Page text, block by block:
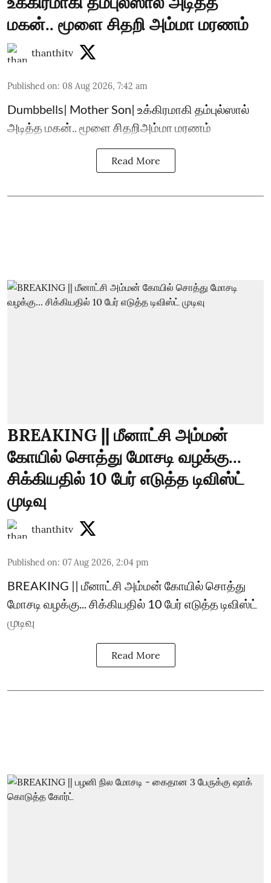
மகன்.. மூளை சிதறி அம்மா மரணம்
thanthitv
Published on: 08 Aug 2026, 7:42 am
Dumbbells| Mother Son| உக்கிரமாகி தம்புல்ஸால்
அடித்த மகன்.. மூளை சிதறிஅம்மா மரணம்
Read More
BREAKING || மீனாட்சி அம்மன்
கோயில் சொத்து மோசடி வழக்கு...
சிக்கியதில் 10 பேர் எடுத்த டிவிஸ்ட்
முடிவு
thanthitv
Published on: 07 Aug 2026, 2:04 pm
BREAKING || மீனாட்சி அம்மன் கோயில் சொத்து
மோசடி வழக்கு... சிக்கியதில் 10 பேர் எடுத்த டிவிஸ்ட்
முடிவு
Read More